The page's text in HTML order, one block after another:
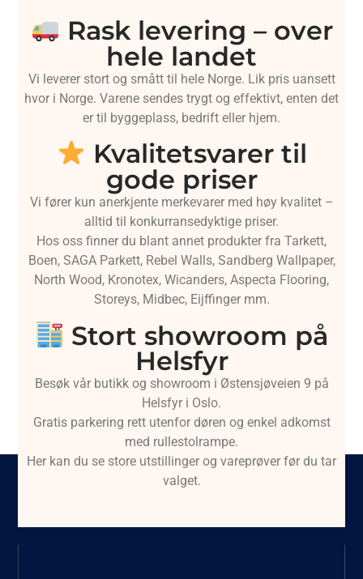
Rask levering – over
hele landet
Vi leverer stort og smått til hele Norge. Lik pris uansett
hvor i Norge. Varene sendes trygt og effektivt, enten det
er til byggeplass, bedrift eller hjem.
Kvalitetsvarer til
gode priser
Vi fører kun anerkjente merkevarer med høy kvalitet –
alltid til konkurransedyktige priser.
Hos oss finner du blant annet produkter fra Tarkett,
Boen, SAGA Parkett, Rebel Walls, Sandberg Wallpaper,
North Wood, Kronotex, Wicanders, Aspecta Flooring,
Storeys, Midbec, Eijffinger mm.
Stort showroom på
Helsfyr
Besøk vår butikk og showroom i Østensjøveien 9 på
Helsfyr i Oslo.
Gratis parkering rett utenfor døren og enkel adkomst
med rullestolrampe.
Her kan du se store utstillinger og vareprøver før du tar
valget.